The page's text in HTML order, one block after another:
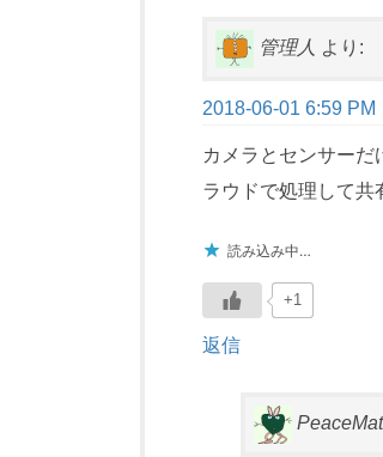
管理人 より:
2018-06-01 6:59 PM
カメラとセンサーだ
ラウドで処理して共
読み込み中…
+1
返信